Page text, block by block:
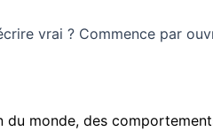
vrai ? Commence par
monde, des